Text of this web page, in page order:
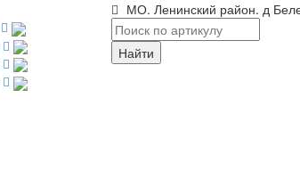
МО. Ленинский район. д